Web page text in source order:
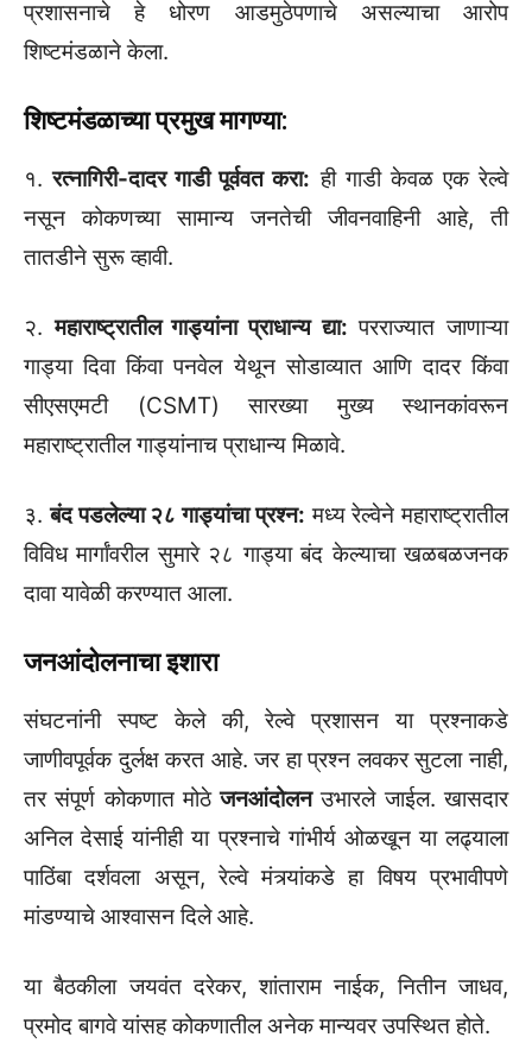
प्रशासनाचे हे धोरण आडमुठेपणाचे असल्याचा आरोप
शिष्टमंडळाने केला.
शिष्टमंडळाच्या प्रमुख मागण्या:
​१.रत्नागिरी-दादर गाडी पूर्ववत करा: ही गाडी केवळ एक रेल्वे
नसून कोकणच्या सामान्य जनतेची जीवनवाहिनी आहे, ती
तातडीने सुरू व्हावी.
२.महाराष्ट्रातील गाड्यांना प्राधान्य द्या: परराज्यात जाणाऱ्या
गाड्या दिवा किंवा पनवेल येथून सोडाव्यात आणि दादर किंवा
सीएसएमटी (CSMT) सारख्या मुख्य स्थानकांवरून
महाराष्ट्रातील गाड्यांनाच प्राधान्य मिळावे.
३.बंद पडलेल्या २८ गाड्यांचा प्रश्न: मध्य रेल्वेने महाराष्ट्रातील
विविध मार्गांवरील सुमारे २८ गाड्या बंद केल्याचा खळबळजनक
दावा यावेळी करण्यात आला.
जनआंदोलनाचा इशारा
​संघटनांनी स्पष्ट केले की, रेल्वे प्रशासन या प्रश्नाकडे
जाणीवपूर्वक दुर्लक्ष करत आहे. जर हा प्रश्न लवकर सुटला नाही,
तर संपूर्ण कोकणात मोठेजनआंदोलनउभारले जाईल. खासदार
अनिल देसाई यांनीही या प्रश्नाचे गांभीर्य ओळखून या लढ्याला
पाठिंबा दर्शवला असून, रेल्वे मंत्र्यांकडे हा विषय प्रभावीपणे
मांडण्याचे आश्वासन दिले आहे.
​या बैठकीला जयवंत दरेकर, शांताराम नाईक, नितीन जाधव,
प्रमोद बागवे यांसह कोकणातील अनेक मान्यवर उपस्थित होते.